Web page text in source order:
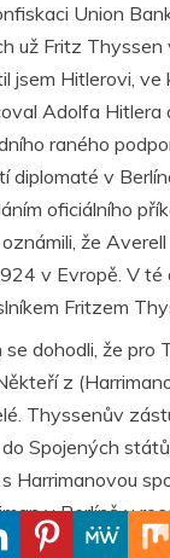
Union
už Fritz Thyssen
jsem Hitlerovi, ve
Adolfa Hitlera
raného
diplomaté v
oficiálního
že Averell
v Evropě. V té
Fritzem
dohodli, že pro
z
Thyssenův
Spojených
Harrimanovou
v Berlíně v
banky W. A.